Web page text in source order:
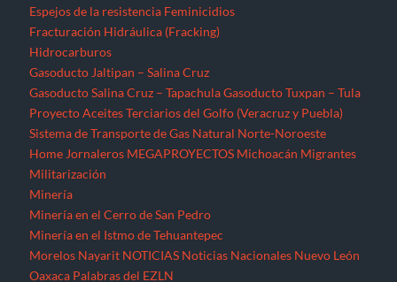
Minería en el Istmo de Tehuantepec
MorelosNayaritNOTICIASNoticias Nacionales
OaxacaPalabras del EZLN
Parques eólicos
Corredor Eólico del Istmo de Tehuantepec
Parque Eólico Dzilam de Bravo (Yucatán)
Parques Eólicos en Baja California Norte
Proyecto de Propósitos Múltiples Xalapa
Proyecto Integral Morelos (PIM)
Proyectos Hídricos
Acueducto El Realito (SLP)
Acueducto Independencia (Sonora)
Acueducto Río San Pedro (Guerrero)
Hidroeléctrica La Parota (Guerrero)